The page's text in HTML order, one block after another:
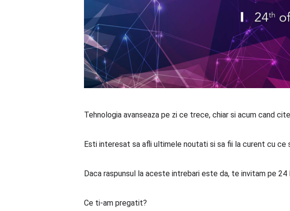
Tehnologia avanseaza pe zi ce trece, chiar si acum cand
Esti interesat sa afli ultimele noutati si sa fii la curent cu
Daca raspunsul la aceste intrebari este da, te invitam pe
Ce ti-am pregatit?